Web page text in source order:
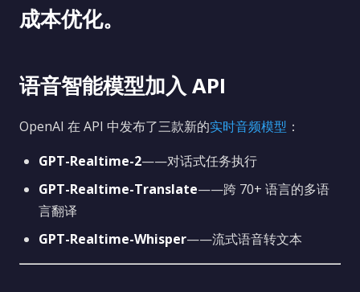
成本优化。
语音智能模型加入 API
OpenAI 在 API 中发布了三款新的实时音频模型 ：
GPT-Realtime-2——对话式任务执行
GPT-Realtime-Translate——跨 70+ 语言的多语
言翻译
GPT-Realtime-Whisper——流式语音转文本